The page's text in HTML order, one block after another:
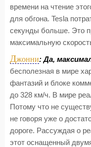
времени на чтение
для обгона. Tesla
секунды больше. Это
максимальную
Джонни: Да,
бесполезная в мире
фантазий и блоке
до 328 км/ч. В мире
Потому что не
не говоря уже о
дороге. Рассуждая о
этот оснащенный